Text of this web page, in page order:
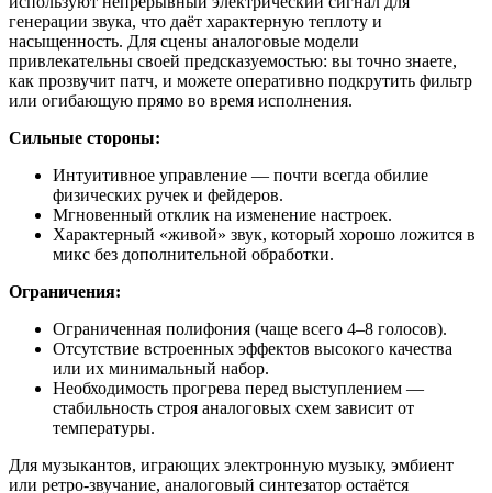
генерации звука, что даёт характерную теплоту и
насыщенность. Для сцены аналоговые модели
привлекательны своей предсказуемостью: вы точно знаете,
как прозвучит патч, и можете оперативно подкрутить фильтр
или огибающую прямо во время исполнения.
Сильные стороны:
Интуитивное управление — почти всегда обилие
физических ручек и фейдеров.
Мгновенный отклик на изменение настроек.
Характерный «живой» звук, который хорошо ложится в
микс без дополнительной обработки.
Ограничения:
Ограниченная полифония (чаще всего 4–8 голосов).
Отсутствие встроенных эффектов высокого качества
или их минимальный набор.
Необходимость прогрева перед выступлением —
стабильность строя аналоговых схем зависит от
температуры.
Для музыкантов, играющих электронную музыку, эмбиент
или ретро-звучание, аналоговый синтезатор остаётся